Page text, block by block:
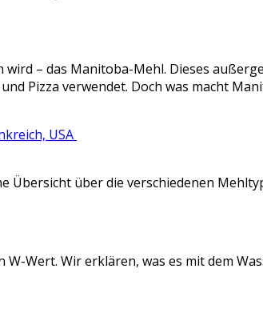
– das Manitoba-Mehl. Dieses
Pizza verwendet. Doch was macht
USA
Übersicht über die verschiedenen
Wert. Wir erklären, was es mit dem